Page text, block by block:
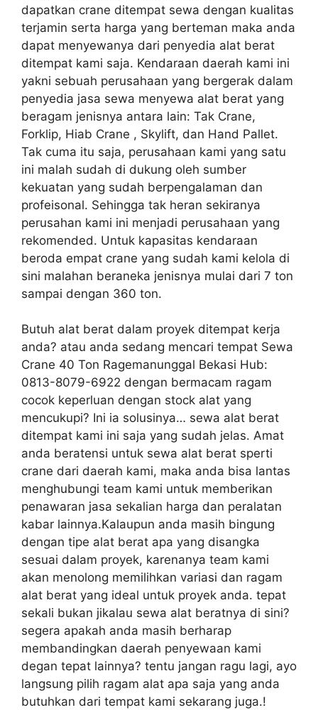
dapatkan crane ditempat sewa dengan kualitas
terjamin serta harga yang berteman maka anda
dapat menyewanya dari penyedia alat berat
ditempat kami saja. Kendaraan daerah kami ini
yakni sebuah perusahaan yang bergerak dalam
penyedia jasa sewa menyewa alat berat yang
beragam jenisnya antara lain: Tak Crane,
Forklip, Hiab Crane , Skylift, dan Hand Pallet.
Tak cuma itu saja, perusahaan kami yang satu
ini malah sudah di dukung oleh sumber
kekuatan yang sudah berpengalaman dan
profeisonal. Sehingga tak heran sekiranya
perusahan kami ini menjadi perusahaan yang
rekomended. Untuk kapasitas kendaraan
beroda empat crane yang sudah kami kelola di
sini malahan beraneka jenisnya mulai dari 7 ton
sampai dengan 360 ton.
Butuh alat berat dalam proyek ditempat kerja
anda? atau anda sedang mencari tempat Sewa
Crane 40 Ton Ragemanunggal Bekasi Hub:
0813-8079-6922 dengan bermacam ragam
cocok keperluan dengan stock alat yang
mencukupi? Ini ia solusinya… sewa alat berat
ditempat kami ini saja yang sudah jelas. Amat
anda beratensi untuk sewa alat berat sperti
crane dari daerah kami, maka anda bisa lantas
menghubungi team kami untuk memberikan
penawaran jasa sekalian harga dan peralatan
kabar lainnya.Kalaupun anda masih bingung
dengan tipe alat berat apa yang disangka
sesuai dalam proyek, karenanya team kami
akan menolong memilihkan variasi dan ragam
alat berat yang ideal untuk proyek anda. tepat
sekali bukan jikalau sewa alat beratnya di sini?
segera apakah anda masih berharap
membandingkan daerah penyewaan kami
degan tepat lainnya? tentu jangan ragu lagi, ayo
langsung pilih ragam alat apa saja yang anda
butuhkan dari tempat kami sekarang juga.!